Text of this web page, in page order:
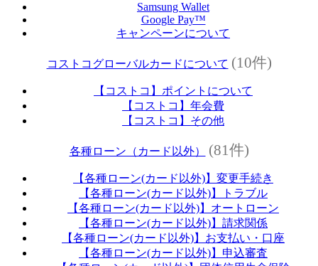
Samsung Wallet
Google Pay™
キャンペーンについて
コストコグローバルカードについて (10件)
【コストコ】ポイントについて
【コストコ】年会費
【コストコ】その他
各種ローン（カード以外） (81件)
【各種ローン(カード以外)】変更手続き
【各種ローン(カード以外)】トラブル
【各種ローン(カード以外)】オートローン
【各種ローン(カード以外)】請求関係
【各種ローン(カード以外)】お支払い・口座
【各種ローン(カード以外)】申込審査